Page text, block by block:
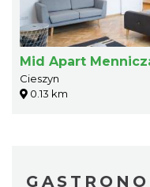
Mid Apart
Cieszyn
0.13 km